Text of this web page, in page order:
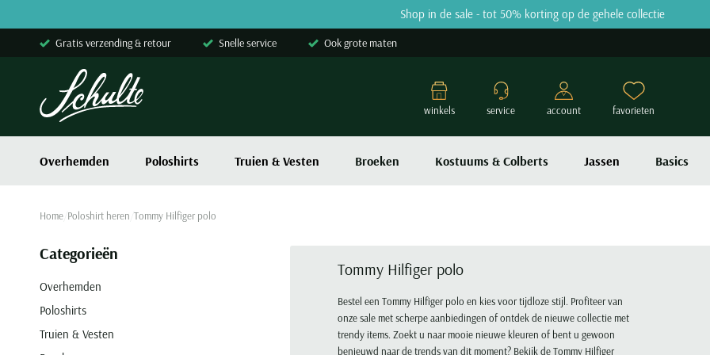
Shop in de sale - tot 50% korting op de gehele collectie
Gratis verzending & retour Snelle service Ook grote maten
Overhemden Poloshirts Truien & Vesten Broeken Kostuums & Colberts Jassen Basics
winkels service account favorieten
Home Poloshirt heren Tommy Hilfiger polo
Tommy Hilfiger polo
Bestel een Tommy Hilfiger polo en kies voor tijdloze stijl. Profiteer van
onze sale met scherpe aanbiedingen of ontdek de nieuwe collectie met
trendy items. Zoekt u naar mooie nieuwe kleuren of bent u gewoon
benieuwd naar de trends van dit moment? Bekijk de Tommy Hilfiger
Categorieën
Overhemden
Poloshirts
Truien & Vesten